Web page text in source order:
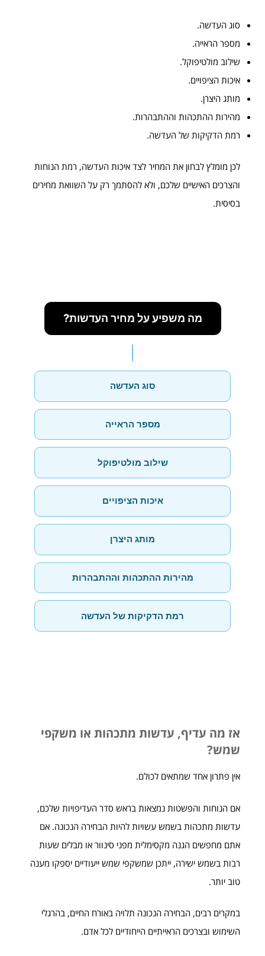
סוג העדשה.
מספר הראייה.
שילוב מולטיפוקל.
איכות הציפויים.
מותג היצרן.
מהירות ההתכהות וההתבהרות.
רמת הדקיקות של העדשה.
לכן מומלץ לבחון את המחיר לצד איכות העדשה, רמת הנוחות
והצרכים האישיים שלכם, ולא להסתמך רק על השוואת מחירים
בסיסית.
מה משפיע על מחיר העדשות?
סוג העדשה
מספר הראייה
שילוב מולטיפוקל
איכות הציפויים
מותג היצרן
מהירות ההתכהות וההתבהרות
רמת הדקיקות של העדשה
אז מה עדיף, עדשות מתכהות או משקפי
שמש?
אין פתרון אחד שמתאים לכולם.
אם הנוחות והפשטות נמצאות בראש סדר העדיפויות שלכם,
עדשות מתכהות בשמש עשויות להיות הבחירה הנכונה. אם
אתם מחפשים הגנה מקסימלית מפני סינוור או מבלים שעות
רבות בשמש ישירה, ייתכן שמשקפי שמש ייעודיים יספקו מענה
טוב יותר.
במקרים רבים, הבחירה הנכונה תלויה באורח החיים, בהרגלי
השימוש ובצרכים הראייתיים הייחודיים לכל אדם.